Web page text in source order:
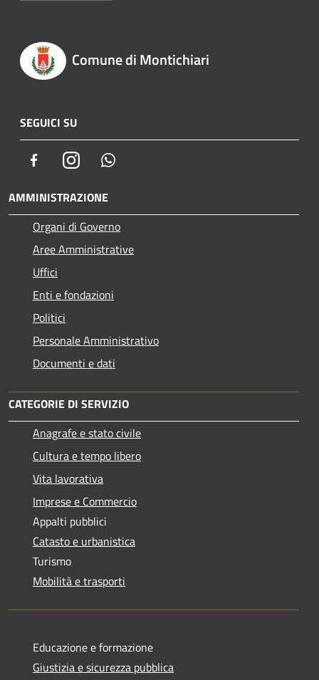
Comune di Montichiari
SEGUICI SU
FacebookInstagram
AMMINISTRAZIONE
Organi di Governo
Aree Amministrative
Uffici
Enti e fondazioni
Politici
Personale Amministrativo
Documenti e dati
CATEGORIE DI SERVIZIO
Anagrafe e stato civile
Cultura e tempo libero
Vita lavorativa
Imprese e Commercio
Appalti pubblici
Catasto e urbanistica
Turismo
Mobilità e trasporti
Educazione e formazione
Giustizia e sicurezza pubblica